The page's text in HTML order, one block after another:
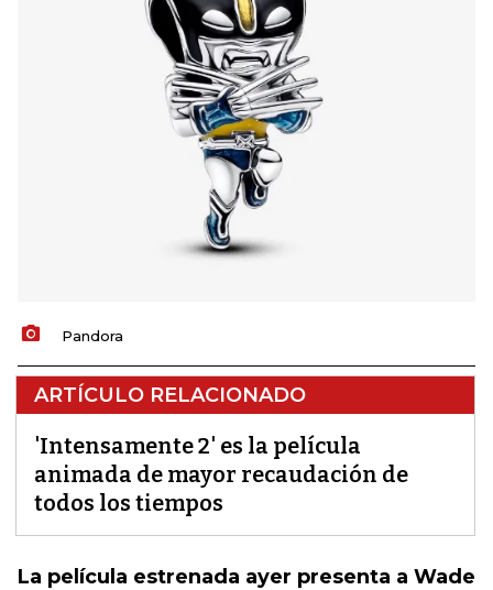
Pandora
ARTÍCULO RELACIONADO
'Intensamente 2' es la película
animada de mayor recaudación de
todos los tiempos
La película estrenada ayer presenta a Wade